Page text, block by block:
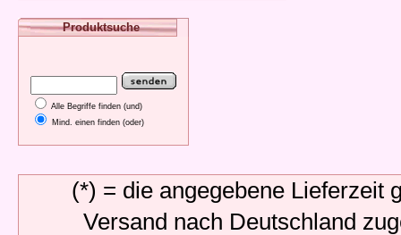
Produktsuche
Alle Begriffe finden (und)
Mind. einen finden (oder)
(*) = die angegebene Lieferzeit
Versand nach Deutschland